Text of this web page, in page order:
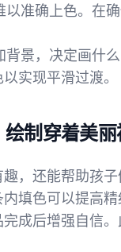
以准确上色。在
背景，决定画什
实现平滑过渡。
制穿着美
，还能帮助孩
填色可以提高
成后增强自信